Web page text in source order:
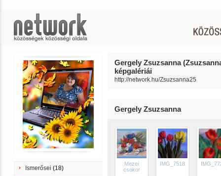
Ismerősei (18)
Gergely Zsuzsanna
képgalériái
http://network.hu/Zsuzsanna25
Gergely Zsuzsanna
Mezei
csokor
IMG_7518